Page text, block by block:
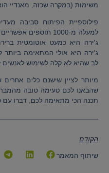
משימות (במקרה שכזה, מאנדיי
פילוספיית הפיתוח סביבה
ג'ירה היא כמעט אוטומטית
ג'ירה היא אולי המתאימה ביותר
לב שהיא לא קלה לשימוש לאנשים
מיותר לציין שישנם כלים
שהבאנו לכם טעימה טובה מהמבחר.
תכנה הכי מתאימה לכם, דברו
הקודם
שיתוף המאמר